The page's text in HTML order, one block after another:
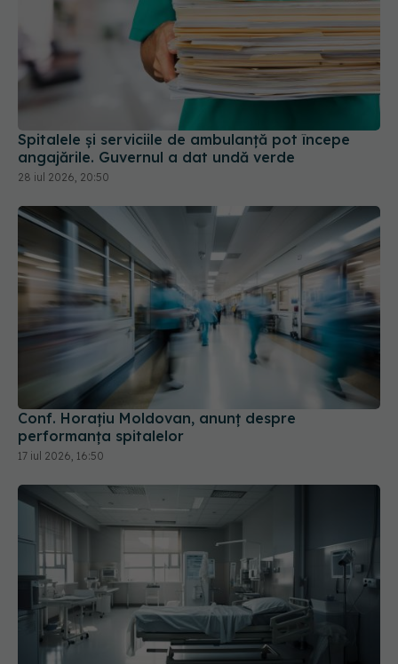
Spitalele și serviciile de ambulanță pot începe
angajările. Guvernul a dat undă verde
28 iul 2026, 20:50
Conf. Horațiu Moldovan, anunț despre
performanța spitalelor
17 iul 2026, 16:50